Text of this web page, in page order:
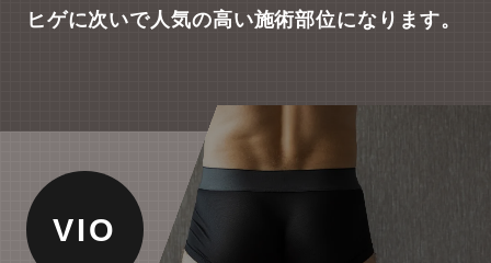
ヒゲに次いで人気の高い施術部位になります。
VIO